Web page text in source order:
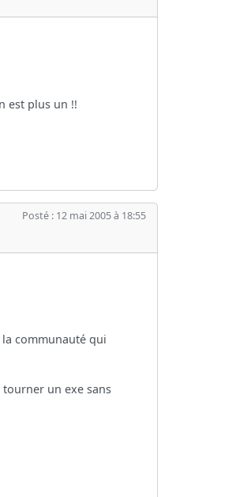
est plus un !!
Posté : 12 mai 2005 à 18:55
communauté qui
un exe sans